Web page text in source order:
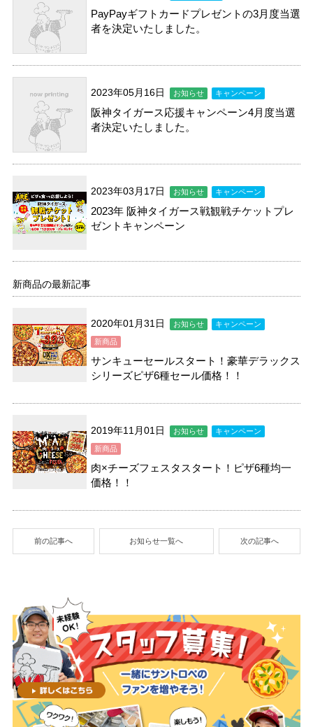
PayPayギフトカードプレゼントの3月度当選
者を決定いたしました。
2023年05月16日 お知らせ キャンペーン
阪神タイガース応援キャンペーン4月度当選
者決定いたしました。
2023年03月17日 お知らせ キャンペーン
2023年 阪神タイガース戦観戦チケットプレ
ゼントキャンペーン
新商品の最新記事
2020年01月31日 お知らせ キャンペーン
新商品
サンキューセールスタート！豪華デラックス
シリーズピザ6種セール価格！！
2019年11月01日 お知らせ キャンペーン
新商品
肉×チーズフェスタスタート！ピザ6種均一
価格！！
前の記事へ お知らせ一覧へ 次の記事へ